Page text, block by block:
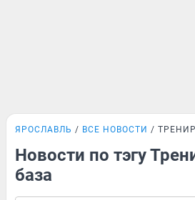
ЯРОСЛАВЛЬ ВСЕ НОВОСТИ
Новости по тэгу
база